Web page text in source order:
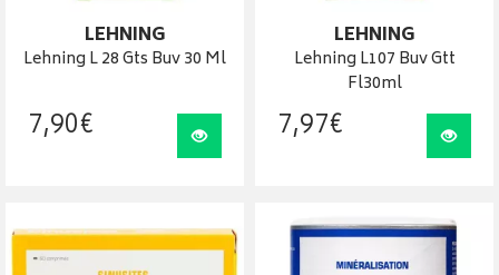
LEHNING
Lehning L 28 Gts Buv 30 Ml
7,90€ Visualiser
LEHNING
Lehning L107 Buv Gtt
Fl30ml
7,97€